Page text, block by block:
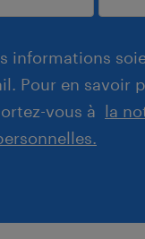
informations
Pour en savoir
vous à la